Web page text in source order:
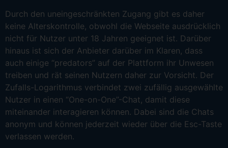
Durch den uneingeschränkten Zugang gibt es daher
keine Alterskontrolle, obwohl die Webseite ausdrücklich
nicht für Nutzer unter 18 Jahren geeignet ist. Darüber
hinaus ist sich der Anbieter darüber im Klaren, dass
auch einige “predators” auf der Plattform ihr Unwesen
treiben und rät seinen Nutzern daher zur Vorsicht. Der
Zufalls-Logarithmus verbindet zwei zufällig ausgewählte
Nutzer in einen “One-on-One”-Chat, damit diese
miteinander interagieren können. Dabei sind die Chats
anonym und können jederzeit wieder über die Esc-Taste
verlassen werden.